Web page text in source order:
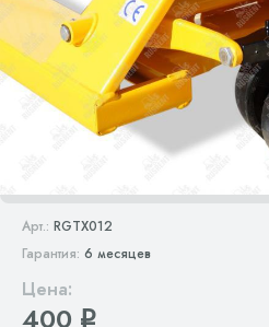
Арт.: RGTX012
Гарантия: 6 месяцев
Цена:
400 q